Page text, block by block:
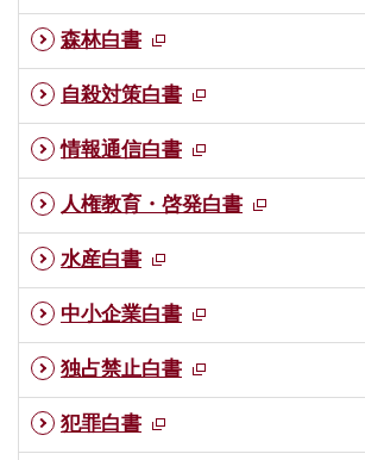
森林白書
自殺対策白書
情報通信白書
人権教育・啓発白書
水産白書
中小企業白書
独占禁止白書
犯罪白書